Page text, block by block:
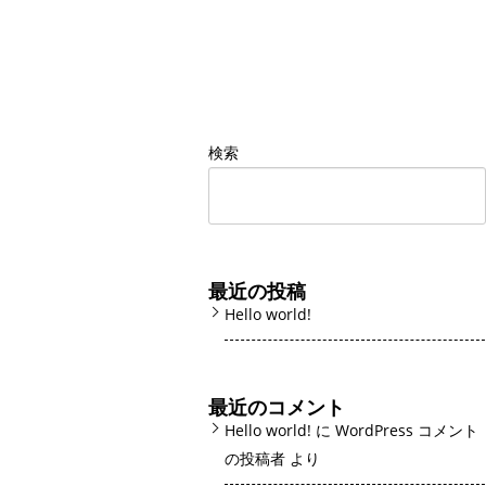
検索
最近の投稿
Hello world!
最近のコメント
Hello world! に WordPress コメント
の投稿者 より